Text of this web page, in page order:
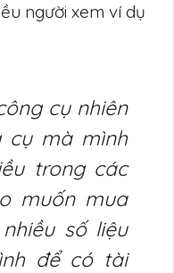
người xem ví dụ
cụ nhiên
cụ mà mình
trong các
muốn mua
số liệu
để có tài